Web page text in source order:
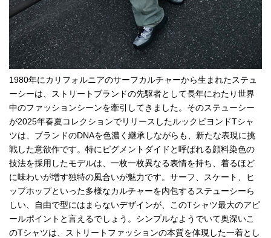
1980年にカリフォルニアのサーフカルチャーから生まれたステュ
ーシーは、ストリートブランドの先駆者として長年にわたり世界
中のファッションシーンを牽引してきました。そのステューシー
が2025年春夏コレクションでリリースしたルックビヨンドTシャ
ツは、ブランドのDNAを色濃く継承しながらも、新たな表現に挑
戦した意欲作です。特にピグメントダイドと呼ばれる顔料染色の
技法を採用したモデルは、一枚一枚異なる表情を持ち、着るほど
に味わいが増す独特の風合いが魅力です。サーフ、スケート、ヒ
ップホップといった多様なカルチャーを内包するステューシーら
しい、自由で型にはまらないデザインが、このTシャツ最大のアピ
ールポイントと言えるでしょう。シンプルなようでいて奥深いこ
のTシャツは、ストリートファッションの本質を体現した一着とし